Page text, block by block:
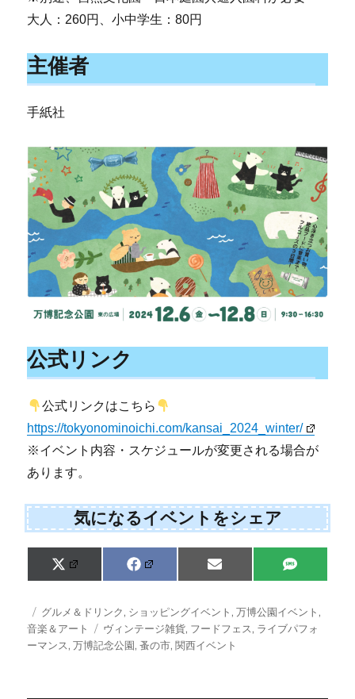
大人：260円、小中学生：80円
主催者
手紙社
公式リンク
公式リンクはこちら
https://tokyonominoichi.com/kansai_2024_winter/
※イベント内容・スケジュールが変更される場合が
あります。
気になるイベントをシェア
Share
on
X
(
w
t
t
Share
on
F
a
e
b
o
o
Share
on
E
m
Share
on
S
M
投
稿
日:
カ
テ
ゴ
グルメ＆ドリンク, ショッピングイベント ,万博公園イベント ,
音楽＆アート
タ
グ
ヴィンテージ雑貨, フードフェス, ライブパフォ
ーマンス,万博記念公園,蚤の市,関西イベント